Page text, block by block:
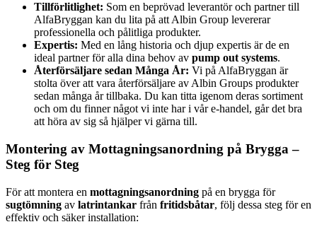
Tillförlitlighet: Som en beprövad leverantör och partner till
AlfaBryggan kan du lita på att Albin Group levererar
professionella och pålitliga produkter.
Expertis: Med en lång historia och djup expertis är de en
ideal partner för alla dina behov av pump out systems.
Återförsäljare sedan Många År: Vi på AlfaBryggan är
stolta över att vara återförsäljare av Albin Groups produkter
sedan många år tillbaka. Du kan titta igenom deras sortiment
och om du finner något vi inte har i vår e-handel, går det bra
att höra av sig så hjälper vi gärna till.
Montering av Mottagningsanordning på Brygga –
Steg för Steg
För att montera en mottagningsanordning på en brygga för
sugtömning av latrintankar från fritidsbåtar, följ dessa steg för en
effektiv och säker installation: